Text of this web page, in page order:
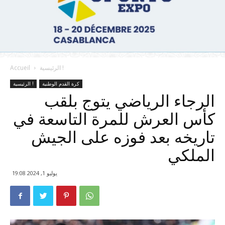
Accueil الرئيسية !
الرئيسية ! كرة القدم الوطنية
الرجاء الرياضي يتوج بلقب
كأس العرش للمرة التاسعة في
تاريخه بعد فوزه على الجيش
الملكي
يوليو 1, 2024 19:08